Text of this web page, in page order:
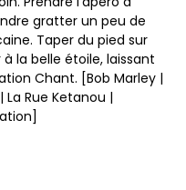
gratter un peu de
Taper du pied sur
la belle étoile, laissant
Chant. [Bob Marley |
La Rue Ketanou |